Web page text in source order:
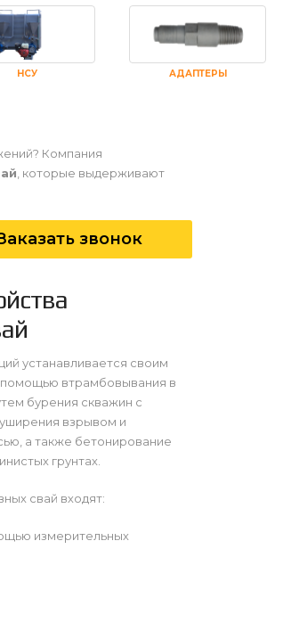
НСУ АДАПТЕРЫ
Компания
, которые выдерживают
звонок
устанавливается своим
втрамбовывания в
бурения скважин с
взрывом и
а также бетонирование
грунтах.
свай входят:
измерительных